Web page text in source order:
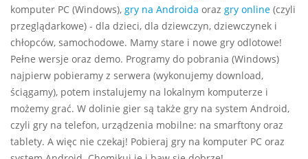
komputer PC (Windows), gry na Androida oraz gry online (czyli
przeglądarkowe) - dla dzieci, dla dziewczyn, dziewczynek i
chłopców, samochodowe. Mamy stare i nowe gry odlotowe!
Pełne wersje oraz demo. Programy do pobrania (Windows)
najpierw pobieramy z serwera (wykonujemy download,
ściągamy), potem instalujemy na lokalnym komputerze i
możemy grać. W dolinie gier są także gry na system Android,
czyli gry na telefon, urządzenia mobilne: na smarftony oraz
tablety. A więc nie czekaj! Pobieraj gry na komputer PC oraz